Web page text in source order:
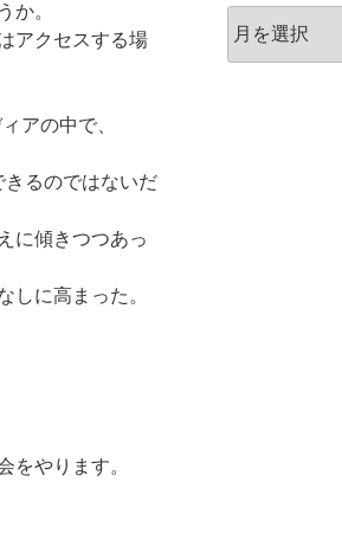
か。
アクセスする場
アの中で、
るのではないだ
に傾きつつあっ
しに高まった。
をやります。
ー